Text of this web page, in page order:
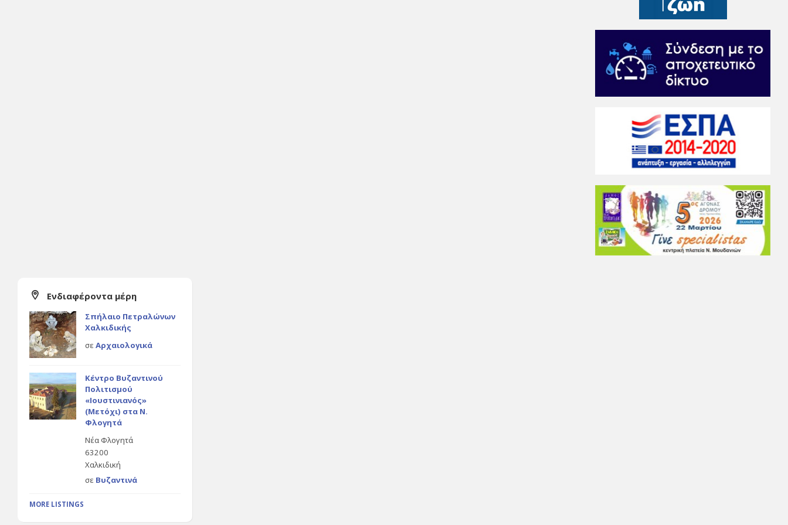
Ενδιαφέροντα μέρη
Σπήλαιο Πετραλώνων
Χαλκιδικής
σε Αρχαιολογικά
Κέντρο Βυζαντινού
Πολιτισμού
«Ιουστινιανός»
(Μετόχι) στα Ν.
Φλογητά
Νέα Φλογητά
63200
Χαλκιδική
σε Βυζαντινά
MORE LISTINGS